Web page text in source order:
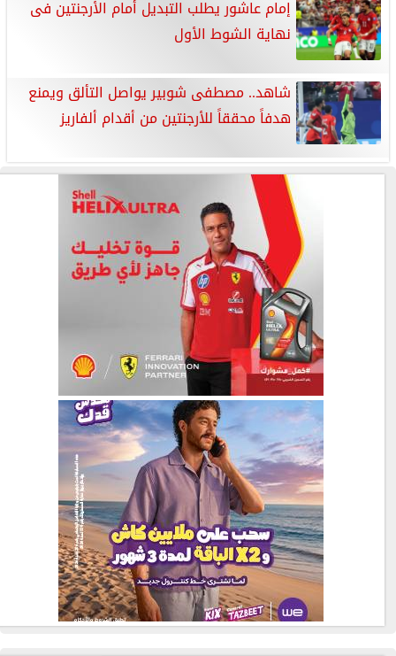
إمام عاشور يطلب التبديل أمام الأرجنتين فى
نهاية الشوط الأول
شاهد.. مصطفى شوبير يواصل التألق ويمنع
هدفاً محققاً للأرجنتين من أقدام ألفاريز